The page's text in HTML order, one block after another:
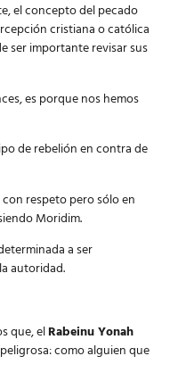
el concepto del pecado
cristiana o católica
ser importante revisar sus
es porque nos hemos
de rebelión en contra de
respeto pero sólo en
Moridim.
a ser
autoridad.
que, elRabeinu Yonah
como alguien que